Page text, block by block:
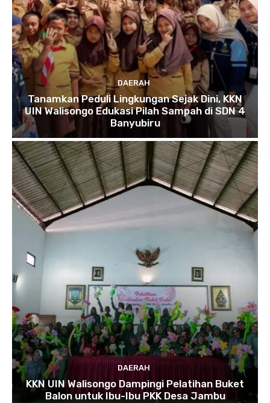
DAERAH
Tanamkan Peduli Lingkungan Sejak Dini, KKN
UIN Walisongo Edukasi Pilah Sampah di SDN 4
Banyubiru
DAERAH
KKN UIN Walisongo Dampingi Pelatihan Buket
Balon untuk Ibu-Ibu PKK Desa Jambu